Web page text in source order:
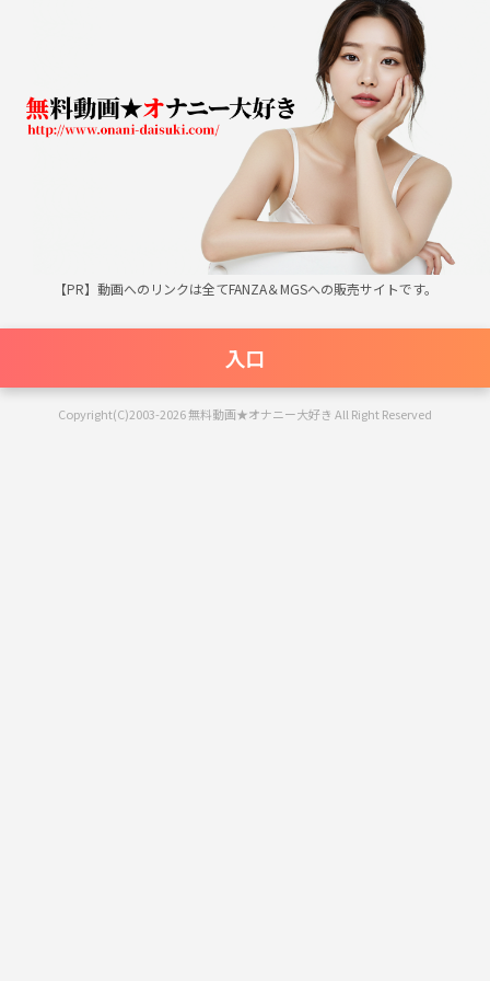
無料動画★オナニー大好き
【PR】動画へのリンクは全てFANZA＆MGSへの販売サイトです。
入口
Copyright(C)2003-2026 無料動画★オナニー大好き All Right Reserved